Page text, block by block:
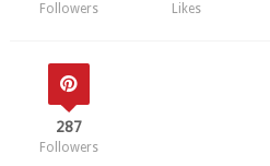
287
Followers